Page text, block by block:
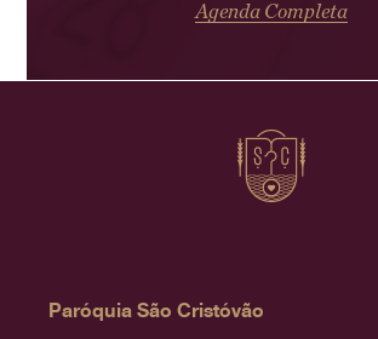
Agenda Completa
Paróquia São Cristóvão